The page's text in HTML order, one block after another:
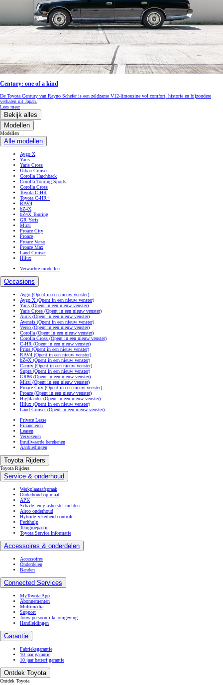
Century: one of a kind
De Toyota Century van Rayno Schefer is een zeldzame V12-limousine vol comfort, historie en bijzondere
verhalen uit Japan.
Lees meer
Bekijk alles
Modellen
Modellen
Alle modellen
Aygo X
Yaris
Yaris Cross
Urban Cruiser
Corolla Hatchback
Corolla Touring Sports
Corolla Cross
Toyota C-HR
Toyota C-HR+
RAV4
bZ4X
bZ4X Touring
GR Yaris
Mirai
Proace City
Proace
Proace Verso
Proace Max
Land Cruiser
Hilux
Verwachte modellen
Occasions
Aygo (Opent in een nieuw venster)
Aygo X (Opent in een nieuw venster)
Yaris (Opent in een nieuw venster)
Yaris Cross (Opent in een nieuw venster)
Auris (Opent in een nieuw venster)
Avensis (Opent in een nieuw venster)
Verso (Opent in een nieuw venster)
Corolla (Opent in een nieuw venster)
Corolla Cross (Opent in een nieuw venster)
C-HR (Opent in een nieuw venster)
Prius (Opent in een nieuw venster)
RAV4 (Opent in een nieuw venster)
bZ4X (Opent in een nieuw venster)
Camry (Opent in een nieuw venster)
Supra (Opent in een nieuw venster)
GR86 (Opent in een nieuw venster)
Mirai (Opent in een nieuw venster)
Proace City (Opent in een nieuw venster)
Proace (Opent in een nieuw venster)
Highlander(Opent in een nieuw venster)
Hilux (Opent in een nieuw venster)
Land Cruiser(Opent in een nieuw venster)
Private Lease
Financieren
Leasen
Verzekeren
Inruilwaarde berekenen
Aanbiedingen
Toyota Rijders
Toyota Rijders
Service & onderhoud
Werkplaatsafspraak
Onderhoud op maat
APK
Schade- en glasherstel melden
Airco onderhoud
Hybride zekerheid controle
Pechhulp
Terugroepactie
Toyota Service Informatie
Accessoires & onderdelen
Accessoires
Onderdelen
Banden
Connected Services
MyToyota App
Abonnementen
Multimedia
Support
Jouw persoonlijke omgeving
Handleidingen
Garantie
Fabrieksgarantie
10 jaar garantie
10 jaar batterijgarantie
Ontdek Toyota
Ontdek Toyota